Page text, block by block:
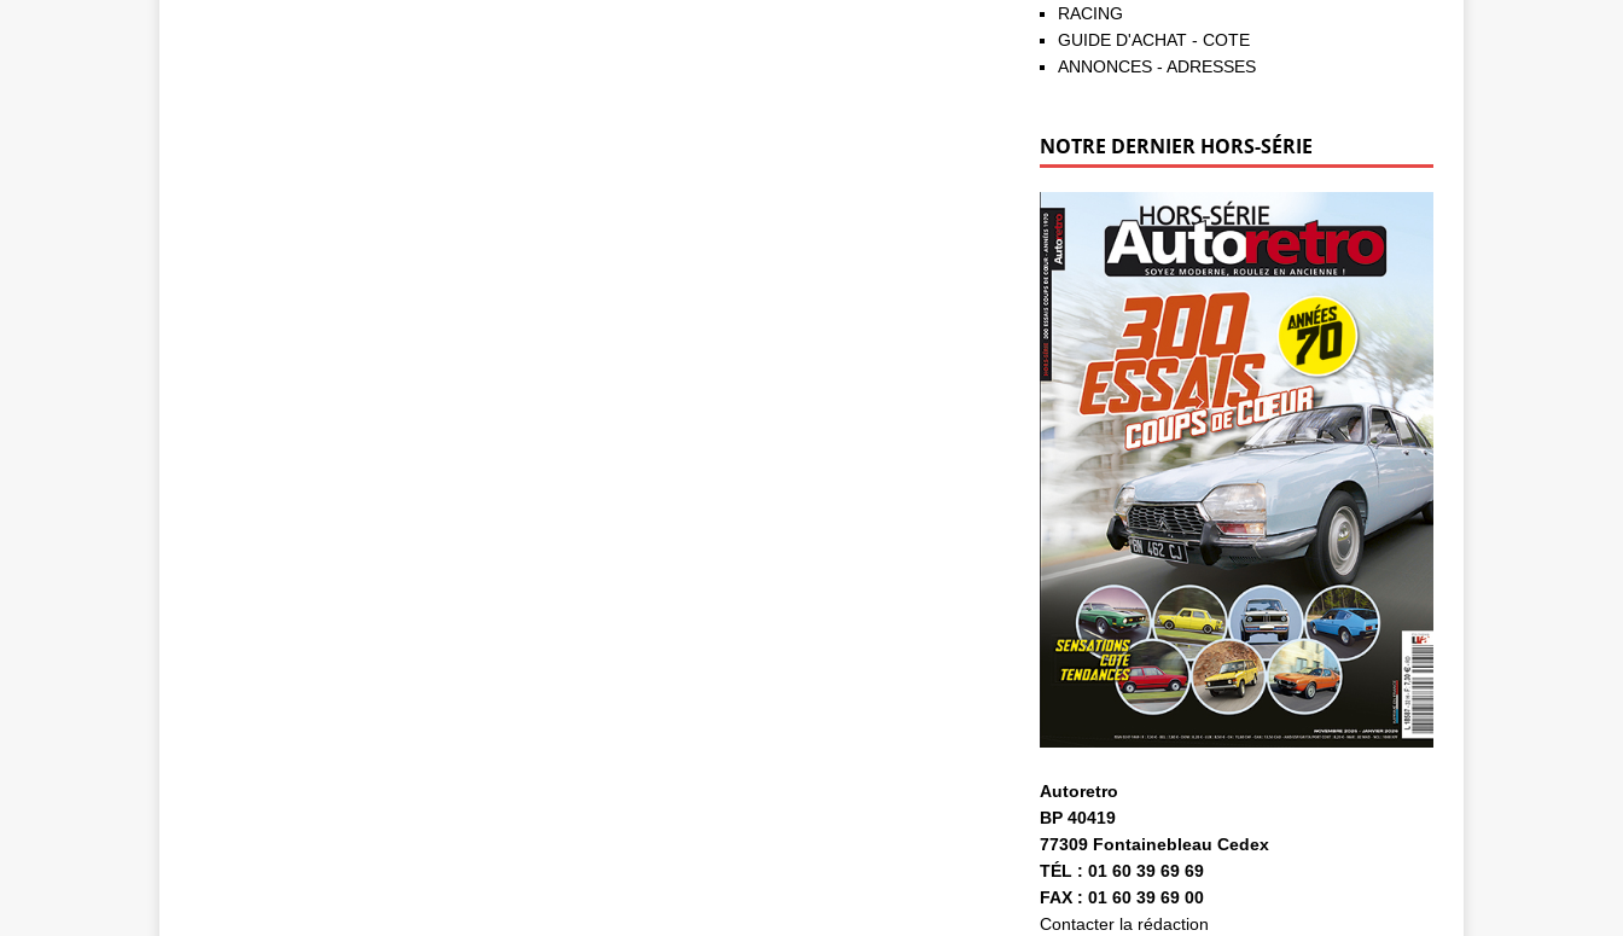
RACING
GUIDE D'ACHAT - COTE
ANNONCES - ADRESSES
NOTRE DERNIER HORS-SÉRIE
Autoretro
BP 40419
77309 Fontainebleau Cedex
TÉL : 01 60 39 69 69
FAX : 01 60 39 69 00
Contacter la rédaction